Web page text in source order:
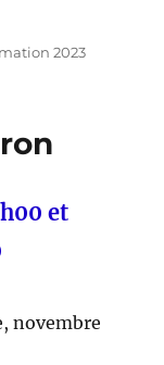
2023
et
novembre